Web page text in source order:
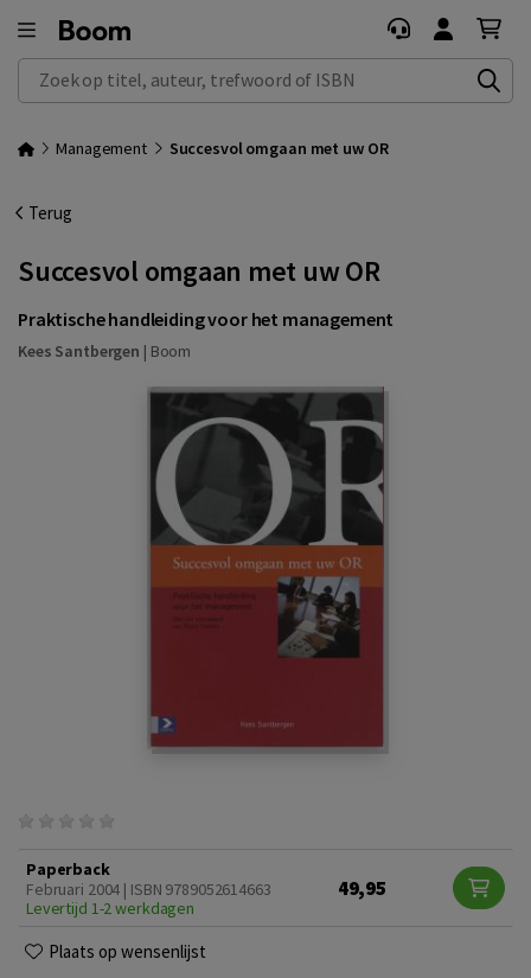
Zoek op titel, auteur, trefwoord of ISBN
Management Succesvol omgaan met uw OR
Terug
Succesvol omgaan met uw OR
Praktische handleiding voor het management
Kees Santbergen | Boom
Paperback
Februari 2004 | ISBN 9789052614663
Levertijd 1-2 werkdagen
49,95
Plaats op wensenlijst